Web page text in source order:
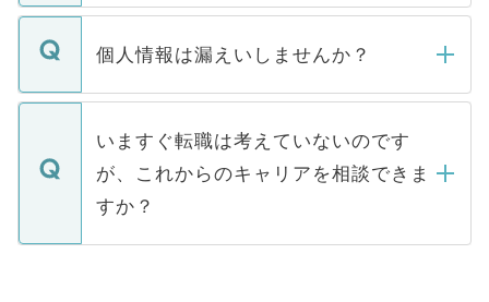
ません。
■応募殺到を避けるため 人気のある医療機
関を公にしてしまうと、応募が殺到する場
に、医療機関が求める条件に合った人材の
みを人材紹介会社に依頼するケースが増え
ています。
転職・入職を強要することは一切ありませ
ん。また、仮に応募先から内定をいただい
定を承諾する必要はありません。内定先へ
の辞退の連絡はキャリアパートナーが行い
個人情報は漏えいしませんか？
個人情報が漏えいすることはありませんの
で、ご安心ください。当サイトからの登録
などで収集したご登録者様の個人情報は、
ご本人のキャリアアップおよび転職活動の
支援を目的に使用いたします。お預かりし
ているすべての個人データはご本人の許可
いますぐ転職は考えていないのです
が、これからのキャリアを相談できま
すか？